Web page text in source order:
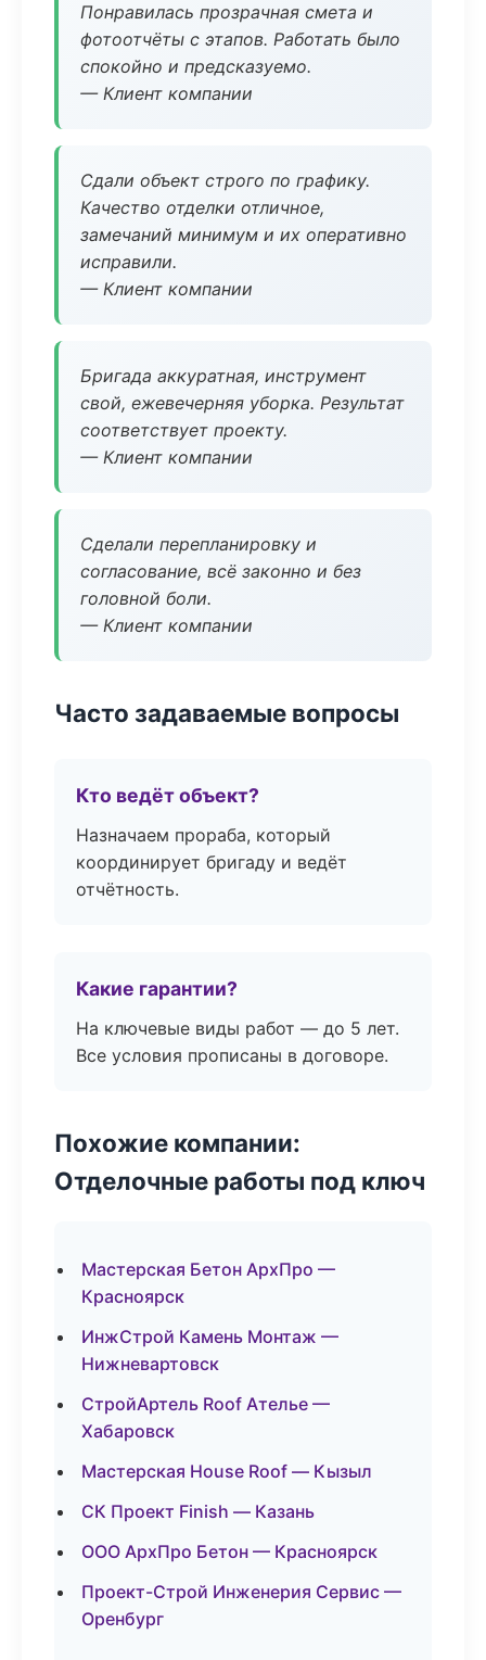
Понравилась прозрачная смета и
фотоотчёты с этапов. Работать было
спокойно и предсказуемо.
— Клиент компании
Сдали объект строго по графику.
Качество отделки отличное,
замечаний минимум и их оперативно
исправили.
— Клиент компании
Бригада аккуратная, инструмент
свой, ежевечерняя уборка. Результат
соответствует проекту.
— Клиент компании
Сделали перепланировку и
согласование, всё законно и без
головной боли.
— Клиент компании
Часто задаваемые вопросы
Кто ведёт объект?
Назначаем прораба, который
координирует бригаду и ведёт
отчётность.
Какие гарантии?
На ключевые виды работ — до 5 лет.
Все условия прописаны в договоре.
Похожие компании:
Отделочные работы под ключ
Мастерская Бетон АрхПро —
Красноярск
ИнжСтрой Камень Монтаж —
Нижневартовск
СтройАртель Roof Ателье —
Хабаровск
Мастерская House Roof — Кызыл
СК Проект Finish — Казань
ООО АрхПро Бетон — Красноярск
Проект-Строй Инженерия Сервис —
Оренбург